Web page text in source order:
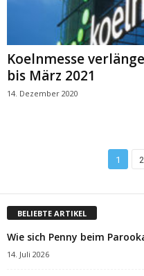
Koelnmesse
bis März 2021
14. Dezember 2020
1 2
BELIEBTE ARTIKEL
Wie sich Penny beim
14. Juli 2026